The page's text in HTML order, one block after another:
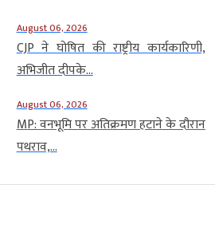
August 06, 2026
CJP ने घोषित की राष्ट्रीय कार्यकारिणी,
अभिजीत दीपके...
August 06, 2026
MP: वनभूमि पर अतिक्रमण हटाने के दौरान
पथराव,...